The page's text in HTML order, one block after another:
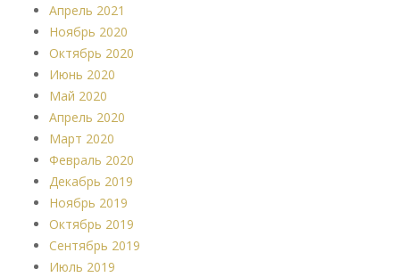
Апрель 2021
Ноябрь 2020
Октябрь 2020
Июнь 2020
Май 2020
Апрель 2020
Март 2020
Февраль 2020
Декабрь 2019
Ноябрь 2019
Октябрь 2019
Сентябрь 2019
Июль 2019